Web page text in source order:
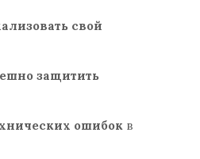
свой
защитить
ошибок в